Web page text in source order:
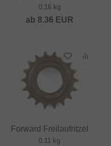
0.16 kg
ab 8.36 EUR
Forward Freilaufritzel
0.11 kg